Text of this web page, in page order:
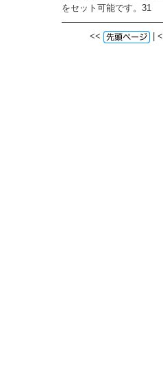
をセット可能です。31
<< | <